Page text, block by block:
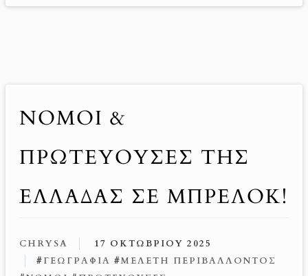
ΝΟΜΟΊ &
ΠΡΩΤΕΎΟΥΣΕΣ ΤΗΣ
ΕΛΛΆΔΑΣ ΣΕ ΜΠΡΕΛΌΚ!
CHRYSA
17 ΟΚΤΩΒΡΊΟΥ 2025
#ΓΕΩΓΡΑΦΊΑ #ΜΕΛΈΤΗ ΠΕΡΙΒΆΛΛΟΝΤΟΣ